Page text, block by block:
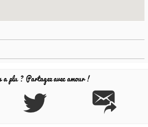
a plu ? Partagez avec amour !